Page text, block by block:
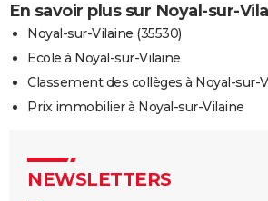
En savoir plus sur Noyal-sur-
Noyal-sur-Vilaine (35530)
Ecole à Noyal-sur-Vilaine
Classement des collèges à Noyal-sur-
Prix immobilier à Noyal-sur-Vilaine
NEWSLETTERS